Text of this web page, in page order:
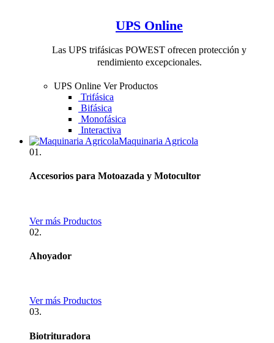
UPS Online
Las UPS trifásicas POWEST ofrecen protección y
rendimiento excepcionales.
UPS Online Ver Productos
Trifásica
Bifásica
Monofásica
Interactiva
Maquinaria Agricola
01.
Accesorios para Motoazada y Motocultor
Ver más Productos
02.
Ahoyador
Ver más Productos
03.
Biotrituradora